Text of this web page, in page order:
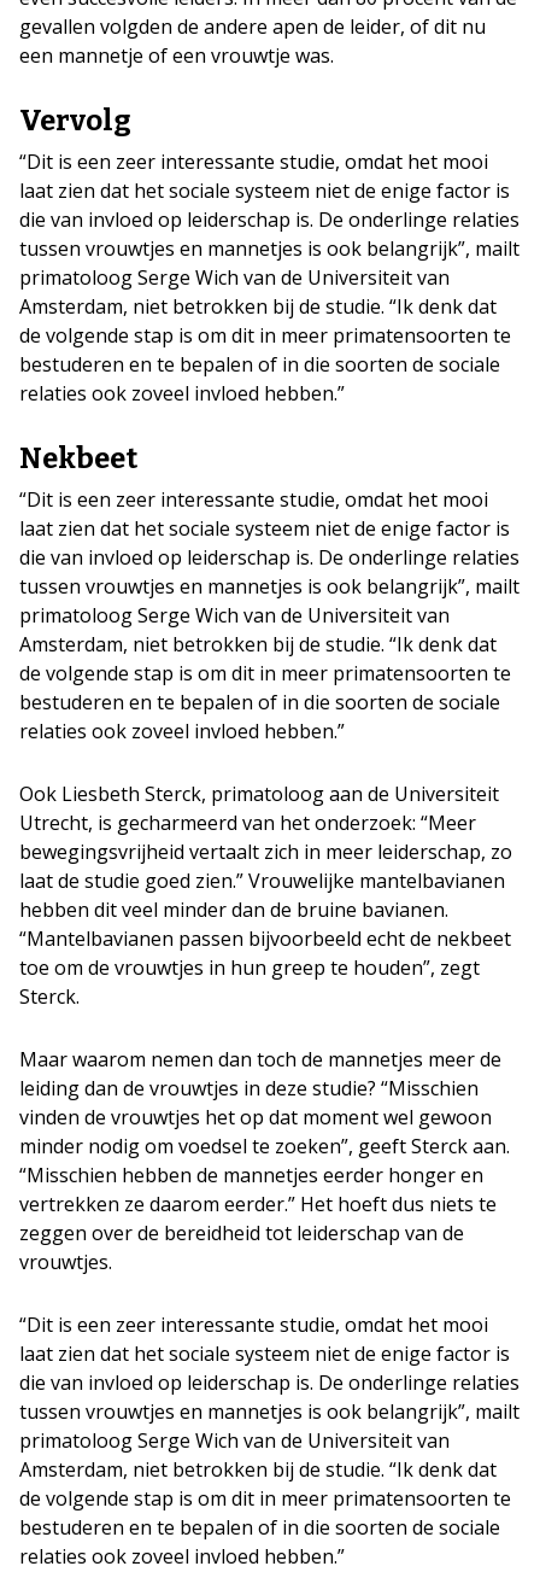
gevallen volgden de andere apen de leider, of dit nu
een mannetje of een vrouwtje was.
Vervolg
“Dit is een zeer interessante studie, omdat het mooi
laat zien dat het sociale systeem niet de enige factor is
die van invloed op leiderschap is. De onderlinge relaties
tussen vrouwtjes en mannetjes is ook belangrijk”, mailt
primatoloog Serge Wich van de Universiteit van
Amsterdam, niet betrokken bij de studie. “Ik denk dat
de volgende stap is om dit in meer primatensoorten te
bestuderen en te bepalen of in die soorten de sociale
relaties ook zoveel invloed hebben.”
Nekbeet
“Dit is een zeer interessante studie, omdat het mooi
laat zien dat het sociale systeem niet de enige factor is
die van invloed op leiderschap is. De onderlinge relaties
tussen vrouwtjes en mannetjes is ook belangrijk”, mailt
primatoloog Serge Wich van de Universiteit van
Amsterdam, niet betrokken bij de studie. “Ik denk dat
de volgende stap is om dit in meer primatensoorten te
bestuderen en te bepalen of in die soorten de sociale
relaties ook zoveel invloed hebben.”
Ook Liesbeth Sterck, primatoloog aan de Universiteit
Utrecht, is gecharmeerd van het onderzoek: “Meer
bewegingsvrijheid vertaalt zich in meer leiderschap, zo
laat de studie goed zien.” Vrouwelijke mantelbavianen
hebben dit veel minder dan de bruine bavianen.
“Mantelbavianen passen bijvoorbeeld echt de nekbeet
toe om de vrouwtjes in hun greep te houden”, zegt
Sterck.
Maar waarom nemen dan toch de mannetjes meer de
leiding dan de vrouwtjes in deze studie? “Misschien
vinden de vrouwtjes het op dat moment wel gewoon
minder nodig om voedsel te zoeken”, geeft Sterck aan.
“Misschien hebben de mannetjes eerder honger en
vertrekken ze daarom eerder.” Het hoeft dus niets te
zeggen over de bereidheid tot leiderschap van de
vrouwtjes.
“Dit is een zeer interessante studie, omdat het mooi
laat zien dat het sociale systeem niet de enige factor is
die van invloed op leiderschap is. De onderlinge relaties
tussen vrouwtjes en mannetjes is ook belangrijk”, mailt
primatoloog Serge Wich van de Universiteit van
Amsterdam, niet betrokken bij de studie. “Ik denk dat
de volgende stap is om dit in meer primatensoorten te
bestuderen en te bepalen of in die soorten de sociale
relaties ook zoveel invloed hebben.”